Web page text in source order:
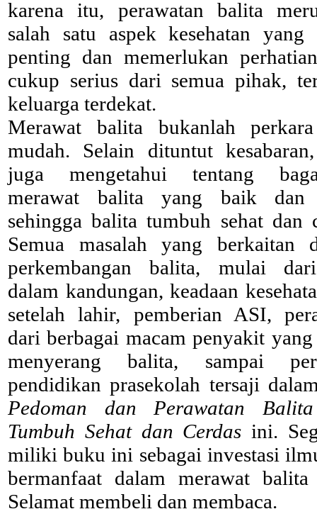
karena itu, perawatan balita
salah satu aspek kesehatan yang
penting dan memerlukan
cukup serius dari semua pihak,
keluarga terdekat.
Merawat balita bukanlah
mudah. Selain dituntut
juga mengetahui tentang
merawat balita yang baik dan
sehingga balita tumbuh sehat dan
Semua masalah yang berkaitan
perkembangan balita, mulai
dalam kandungan, keadaan
setelah lahir, pemberian ASI,
dari berbagai macam penyakit
menyerang balita, sampai
pendidikan prasekolah tersaji
Pedoman dan Perawatan
Tumbuh Sehat dan Cerdas ini.
miliki buku ini sebagai investasi
bermanfaat dalam merawat balita
Selamat membeli dan membaca.